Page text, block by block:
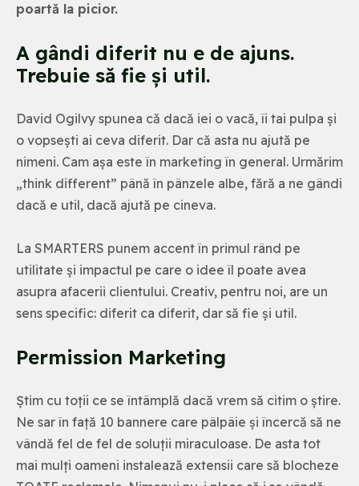
poartă la picior.
A gândi diferit nu e de ajuns.
Trebuie să fie și util.
David Ogilvy spunea că dacă iei o vacă, îi tai pulpa și
o vopsești ai ceva diferit. Dar că asta nu ajută pe
nimeni. Cam așa este în marketing în general. Urmărim
„think different” până în pânzele albe, fără a ne gândi
dacă e util, dacă ajută pe cineva.
La SMARTERS punem accent în primul rând pe
utilitate și impactul pe care o idee îl poate avea
asupra afacerii clientului. Creativ, pentru noi, are un
sens specific: diferit ca diferit, dar să fie și util.
Permission Marketing
Știm cu toții ce se întâmplă dacă vrem să citim o știre.
Ne sar în față 10 bannere care pâlpâie și încercă să ne
vândă fel de fel de soluții miraculoase. De asta tot
mai mulți oameni instalează extensii care să blocheze